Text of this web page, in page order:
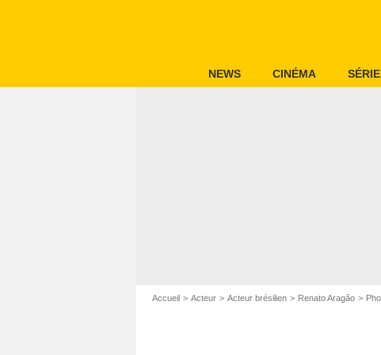
NEWS CINÉMA
Accueil Acteur Acteur brésilien Renato Aragão